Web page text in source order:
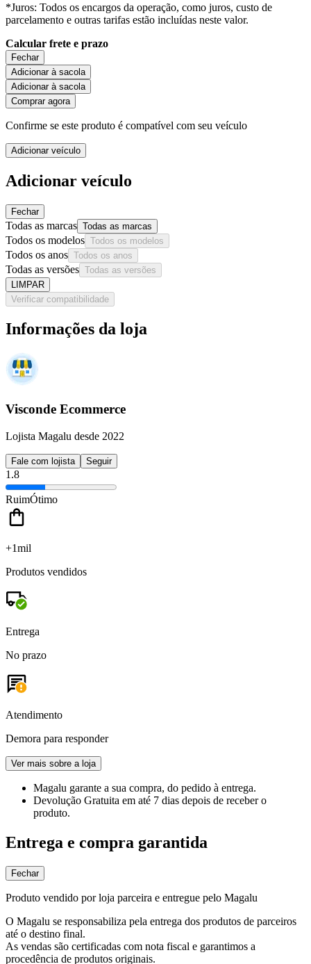
*Juros: Todos os encargos da operação, como juros, custo de
parcelamento e outras tarifas estão incluídas neste valor.
Calcular frete e prazo
Fechar
Adicionar à sacola
Adicionar à sacola
Comprar agora
Confirme se este produto é compatível com seu veículo
Adicionar veículo
Adicionar veículo
Fechar
Todas as marcas Todas as marcas
Todos os modelos Todos os modelos
Todos os anos Todos os anos
Todas as versões Todas as versões
LIMPAR
Verificar compatibilidade
Informações da loja
Visconde Ecommerce
Lojista Magalu desde 2022
Fale com lojista Seguir
1.8
RuimÓtimo
+1mil
Produtos vendidos
Entrega
No prazo
Atendimento
Demora para responder
Ver mais sobre a loja
Magalu garante a sua compra, do pedido à entrega.
Devolução Gratuita em até 7 dias depois de receber o
produto.
Entrega e compra garantida
Fechar
Produto vendido por loja parceira e entregue pelo Magalu
O Magalu se responsabiliza pela entrega dos produtos de parceiros
até o destino final.
As vendas são certificadas com nota fiscal e garantimos a
procedência de produtos originais.